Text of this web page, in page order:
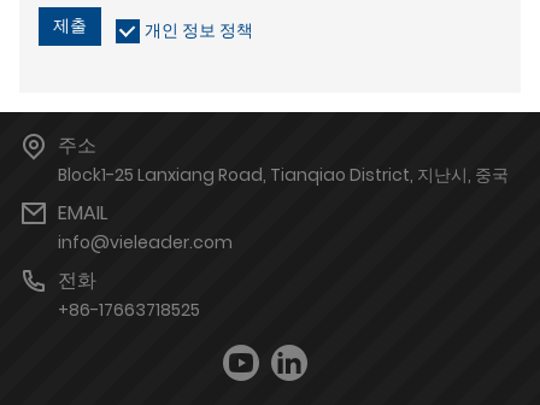
제출 개인 정보 정책
주소
Block1-25 Lanxiang Road, Tianqiao District, 지난시, 중국
EMAIL
info@vieleader.com
전화
+86-17663718525